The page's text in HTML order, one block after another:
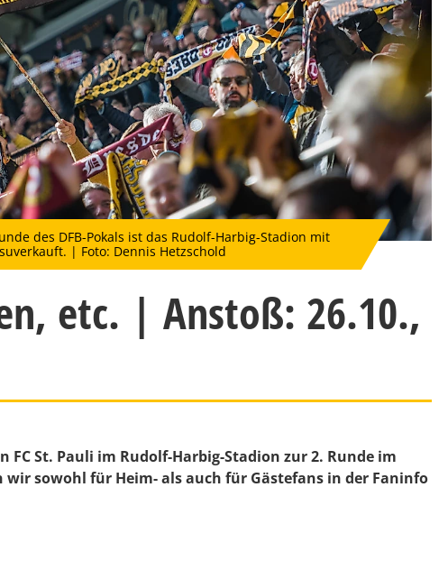
des DFB-Pokals ist das Rudolf-Harbig-Stadion mit
| Foto: Dennis Hetzschold
etc. | Anstoß: 26.10.,
FC St. Pauli im Rudolf-Harbig-Stadion zur 2. Runde im
sowohl für Heim- als auch für Gästefans in der Faninfo